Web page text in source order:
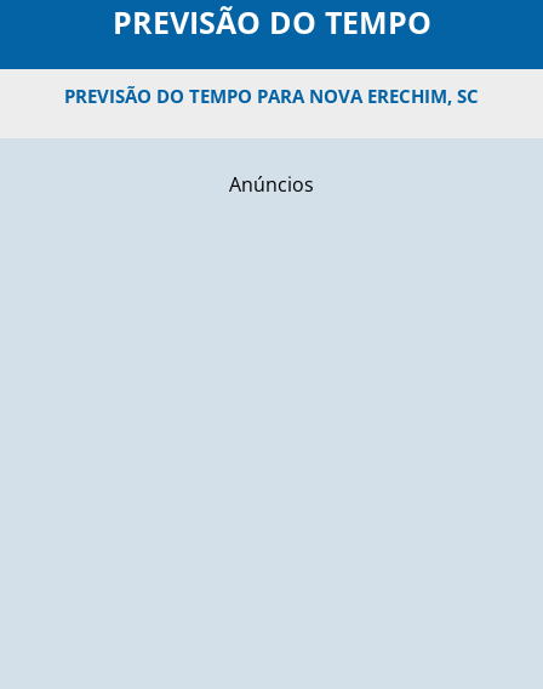
PREVISÃO DO TEMPO
PREVISÃO DO TEMPO PARA NOVA ERECHIM, SC
Anúncios